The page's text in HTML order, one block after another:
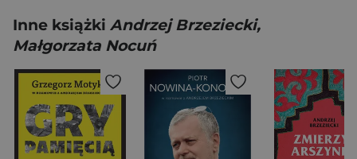
Inne książki Andrzej Brzeziecki,
Małgorzata Nocuń